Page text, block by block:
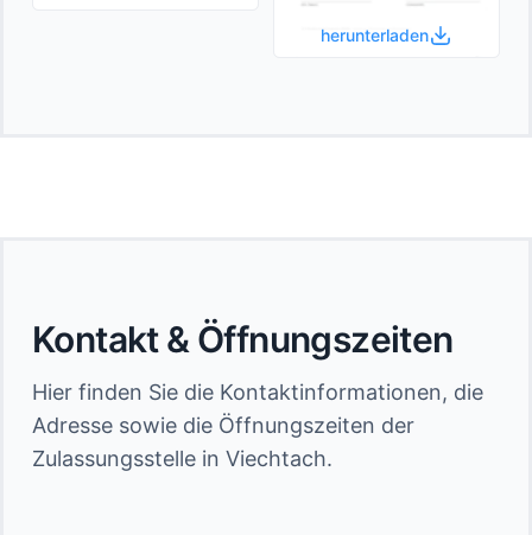
herunterladen
Kontakt & Öffnungszeiten
Hier finden Sie die Kontaktinformationen, die
Adresse sowie die Öffnungszeiten der
Zulassungsstelle in Viechtach.